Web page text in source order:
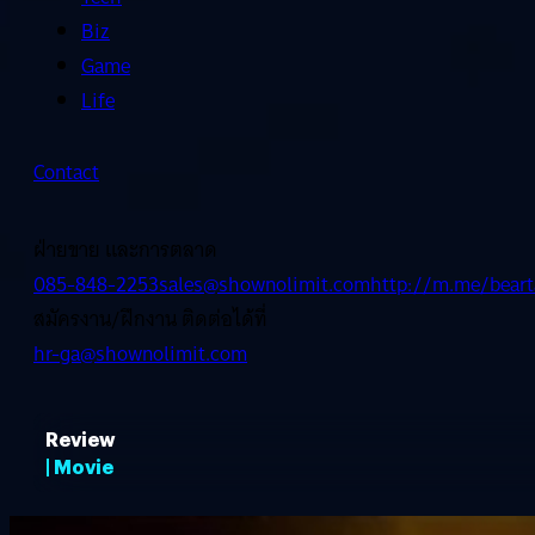
Biz
Game
Life
Contact
ฝ่ายขาย และการตลาด
085-848-2253sales@shownolimit.comhttp://m.me/
สมัครงาน/ฝึกงาน ติดต่อได้ที่
hr-ga@shownolimit.com
Review
| Movie